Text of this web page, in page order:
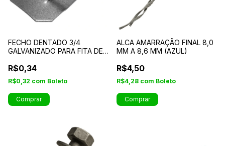
FECHO DENTADO 3/4
GALVANIZADO PARA FITA DE
R$0,34
R$0,32 com Boleto
Comprar
ALCA AMARRAÇÃO FINAL 8,0
MM A 8,6 MM (AZUL)
R$4,50
R$4,28 com Boleto
Comprar